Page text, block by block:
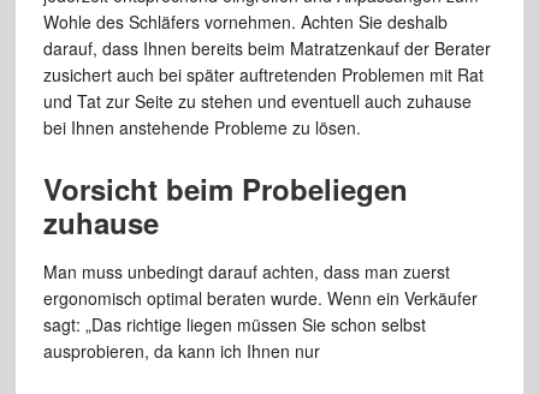
Wohle des Schläfers vornehmen. Achten Sie deshalb
darauf, dass Ihnen bereits beim Matratzenkauf der Berater
zusichert auch bei später auftretenden Problemen mit Rat
und Tat zur Seite zu stehen und eventuell auch zuhause
bei Ihnen anstehende Probleme zu lösen.
Vorsicht beim Probeliegen
zuhause
Man muss unbedingt darauf achten, dass man zuerst
ergonomisch optimal beraten wurde. Wenn ein Verkäufer
sagt: „Das richtige liegen müssen Sie schon selbst
ausprobieren, da kann ich Ihnen nur